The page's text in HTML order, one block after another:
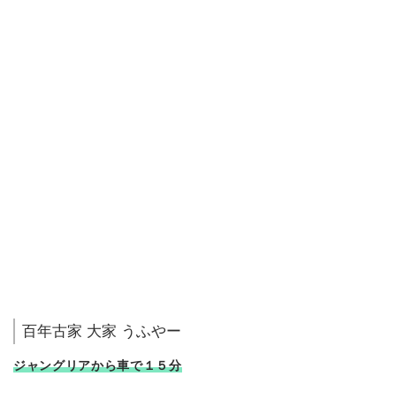
百年古家 大家 うふやー
ジャングリアから車で１５分